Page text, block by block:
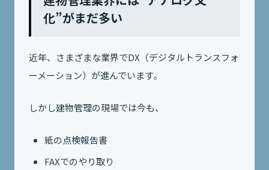
化”がまだ多い
近年、さまざまな業界でDX（デジタルトランスフォ
ーメーション）が進んでいます。
しかし建物管理の現場では今も、
紙の点検報告書
FAXでのやり取り